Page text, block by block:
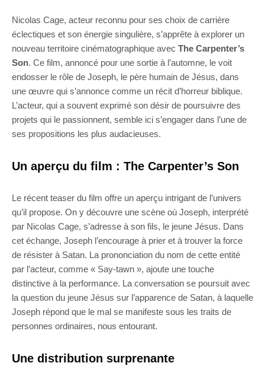
Nicolas Cage, acteur reconnu pour ses choix de carrière
éclectiques et son énergie singulière, s’apprête à explorer un
nouveau territoire cinématographique avec The Carpenter’s
Son. Ce film, annoncé pour une sortie à l’automne, le voit
endosser le rôle de Joseph, le père humain de Jésus, dans
une œuvre qui s’annonce comme un récit d’horreur biblique.
L’acteur, qui a souvent exprimé son désir de poursuivre des
projets qui le passionnent, semble ici s’engager dans l’une de
ses propositions les plus audacieuses.
Un aperçu du film : The Carpenter’s Son
Le récent teaser du film offre un aperçu intrigant de l’univers
qu’il propose. On y découvre une scène où Joseph, interprété
par Nicolas Cage, s’adresse à son fils, le jeune Jésus. Dans
cet échange, Joseph l’encourage à prier et à trouver la force
de résister à Satan. La prononciation du nom de cette entité
par l’acteur, comme « Say-tawn », ajoute une touche
distinctive à la performance. La conversation se poursuit avec
la question du jeune Jésus sur l’apparence de Satan, à laquelle
Joseph répond que le mal se manifeste sous les traits de
personnes ordinaires, nous entourant.
Une distribution surprenante